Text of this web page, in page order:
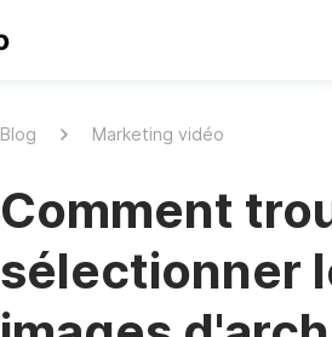
Blog Marketing vidéo
Comment
sélectionner